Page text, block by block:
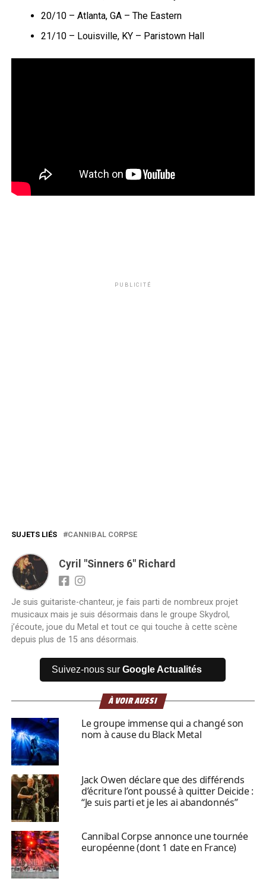
20/10 – Atlanta, GA – The Eastern
21/10 – Louisville, KY – Paristown Hall
PUBLICITÉ
SUJETS LIÉS CANNIBAL CORPSE
Cyril "Sinners 6" Richard
Je suis guitariste-chanteur, je fais parti de nombreux projet
musicaux mais je suis désormais dans le groupe Skydrol,
j’écoute, joue du Metal et tout ce qui touche à cette scène
depuis plus de 15 ans désormais.
Suivez-nous surGoogle Actualités
À VOIR AUSSI
Le groupe immense qui a changé son
nom à cause du Black Metal
Jack Owen déclare que des différends
d’écriture l’ont poussé à quitter Deicide :
“Je suis parti et je les ai abandonnés”
Cannibal Corpse annonce une tournée
européenne (dont 1 date en France)